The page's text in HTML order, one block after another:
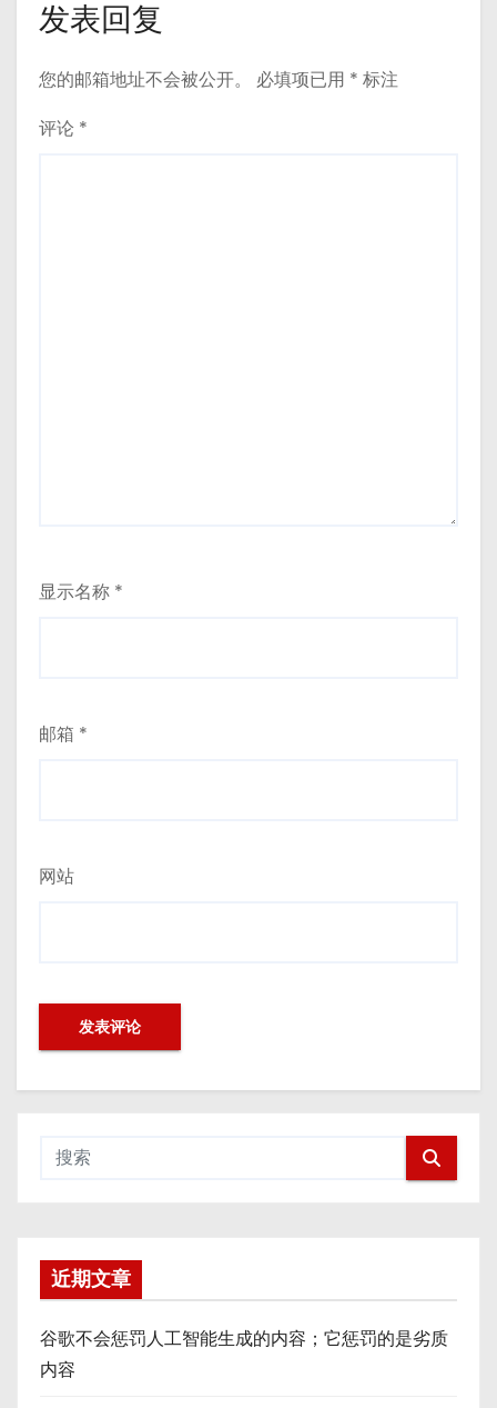
发表回复
您的邮箱地址不会被公开。 必填项已用 * 标注
评论 *
显示名称 *
邮箱 *
网站
近期文章
谷歌不会惩罚人工智能生成的内容；它惩罚的是劣质
内容